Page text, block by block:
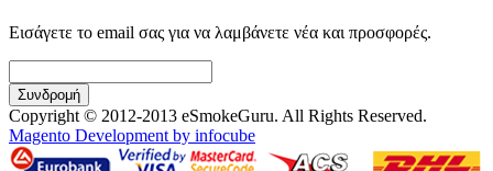
Εισάγετε το email σας για να λαμβάνετε νέα και προσφορές.
Συνδρομή
Copyright © 2012-2013 eSmokeGuru. All Rights Reserved.
Magento Development by infocube